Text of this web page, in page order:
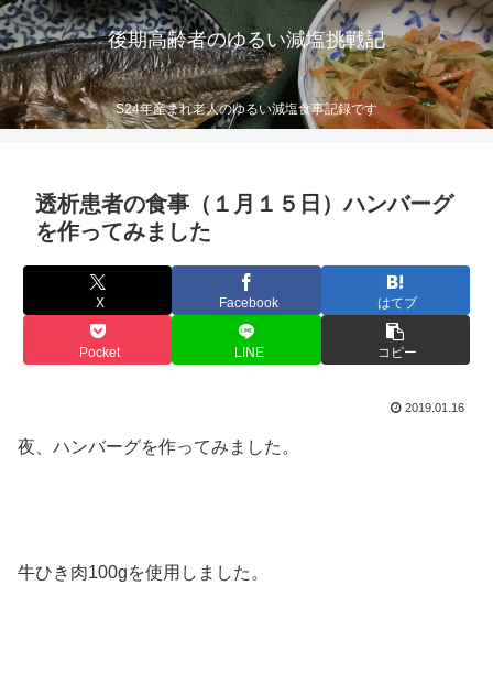
後期高齢者のゆるい減塩挑戦記
S24年産まれ老人のゆるい減塩食事記録です
透析患者の食事（１月１５日）ハンバーグ
を作ってみました
X Facebook はてブ
Pocket LINE コピー
2019.01.16
夜、ハンバーグを作ってみました。
牛ひき肉100gを使用しました。